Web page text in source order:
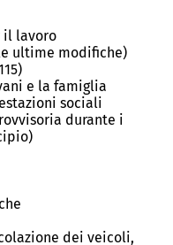
il lavoro
ultime modifiche)
e la famiglia
sociali
durante i
dei veicoli,